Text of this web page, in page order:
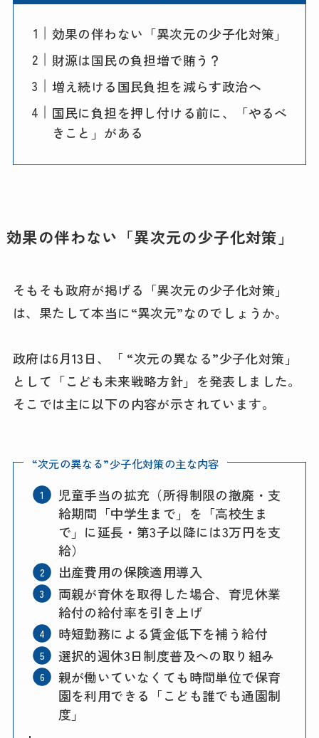
効果の伴わない「異次元の少子化対策」
財源は国民の負担増で賄う？
増え続ける国民負担を減らす政治へ
国民に負担を押し付ける前に、「やるべ
きこと」がある
効果の伴わない「異次元の少子化対策」
そもそも政府が掲げる「異次元の少子化対策」
は、果たして本当に“異次元”なのでしょうか。
政府は6月13日、「 “次元の異なる”少子化対策」
として「こども未来戦略方針」を発表しました。
そこでは主に以下の内容が示されています。
“次元の異なる”少子化対策の主な内容
児童手当の拡充（所得制限の撤廃・支
給期間「中学生まで」を「高校生ま
で」に延長・第3子以降には3万円を支
給）
出産費用の保険適用導入
両親が育休を取得した場合、育児休業
給付の給付率を引き上げ
時短勤務による賃金低下を補う給付
選択的週休3日制度普及への取り組み
親が働いていなくても時間単位で保育
園を利用できる「こども誰でも通園制
度」